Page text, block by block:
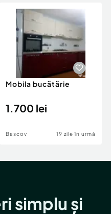
Mobila bucătărie
1.700 lei
Bascov 19 zile în urmă
simplu și